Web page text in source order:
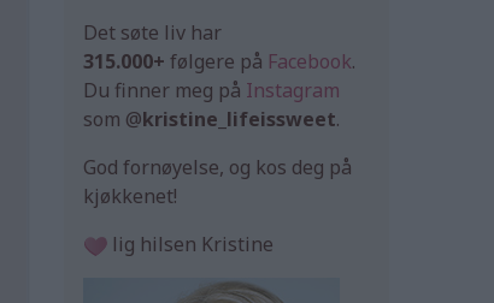
Det søte liv har
315.000+ følgere på Facebook.
Du finner meg på Instagram
som @kristine_lifeissweet.
God fornøyelse, og kos deg på
kjøkkenet!
lig hilsen Kristine